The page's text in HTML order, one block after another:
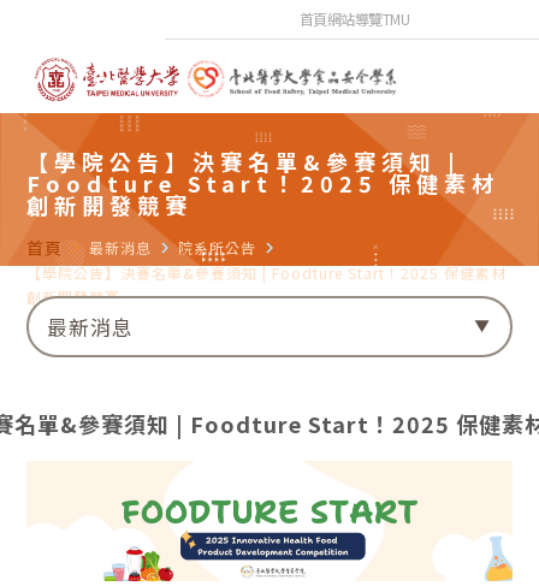
首頁網站導覽TMU
【學院公告】決賽名單&參賽須知 |
Foodture Start！2025 保健素材
創新開發競賽
首頁navigate_next 最新消息 navigate_next院系所公告 navigate_next
【學院公告】決賽名單&參賽須知 | Foodture Start！2025 保健素材
創新開發競賽
最新消息
名單&參賽須知 | Foodture Start！2025 保健素